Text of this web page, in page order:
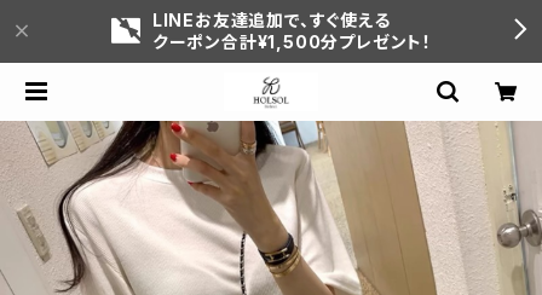
LINEお友達追加で、すぐ使える
クーポン合計¥1,500分プレゼント！